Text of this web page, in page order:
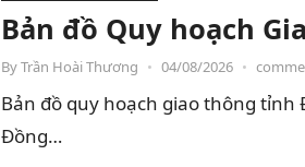
Bản đồ Quy hoạch
ByTrần Hoài Thương • 04/08/2026 •
Bản đồ quy hoạch giao thông
Đồng…